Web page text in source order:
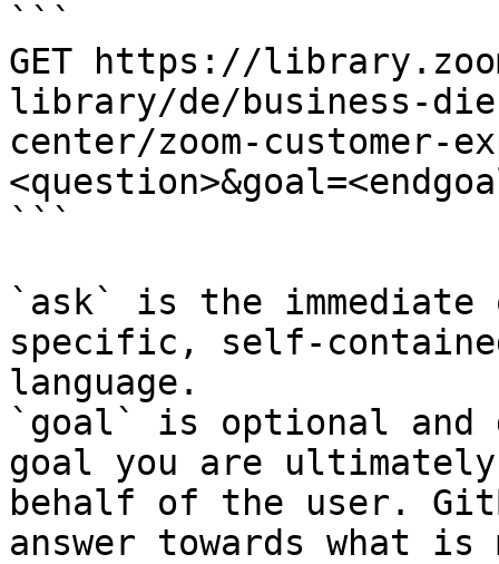
```
GET https://
library/de/business-
center/zoom-customer-
```
`ask` is the
specific, self-
language.
`goal` is optional and
goal you are
behalf of the user.
answer towards what